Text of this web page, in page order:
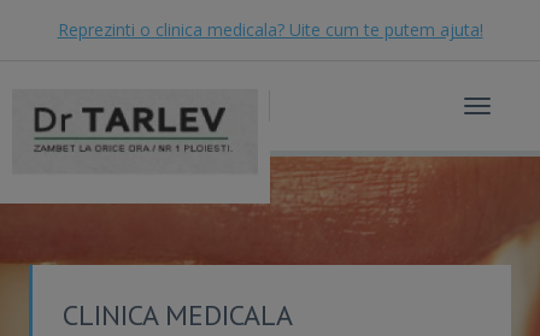
Reprezinti o clinica medicala? Uite cum te putem ajuta!
Toggle
CLINICA MEDICALA